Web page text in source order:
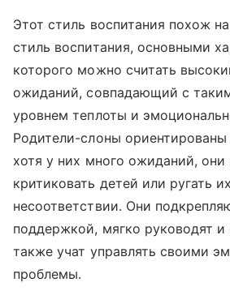
Этот стиль воспитания похож
стиль воспитания, основными
которого можно считать
ожиданий, совпадающий с
уровнем теплоты и
Родители-слоны ориентированы
хотя у них много ожиданий, они
критиковать детей или ругать
несоответствии. Они
поддержкой, мягко руководят и
также учат управлять своими
проблемы.